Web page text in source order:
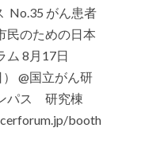
No.35 がん患者
民のための日本
ム 8月17日
） @国立がん研
パス 研究棟
booth